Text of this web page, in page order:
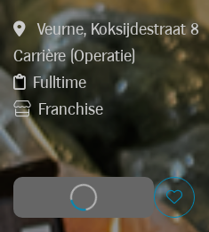
Veurne, Koksijdestraat 8
Carrière (Operatie)
Fulltime
Franchise
Solliciteer